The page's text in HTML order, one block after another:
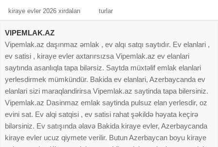
kiraye evler 2026 xirdalan turlar
VIPEMLAK.AZ
Vipemlak.az daşınmaz əmlak , ev alqı satqı saytıdır. Ev elanlari ,
ev satisi , kiraye evler axtarırsızsa Vipemlak.az ev elanlari
saytında asanlıqla tapa bilərsiz. Saytda müxtəlif emlak elanlari
yerlesdirmek mümkündür. Bakida ev elanlari, Azerbaycanda ev
elanlari sizi maraqlandirirsa Vipemlak.az saytinda tapa bilersiniz.
Vipemlak.az Dasinmaz emlak saytinda pulsuz elan yerlesdir, oz
evini sat. Ev alqi satqisi , ev satisi rahat şəkildə həyata keçirə
bilərsiniz. Ev satışında əlavə Bakida kiraye evler, Azerbaycanda
kiraye evler ucuz qiymete verilir. Butun Azerbaycan boyu kiraye